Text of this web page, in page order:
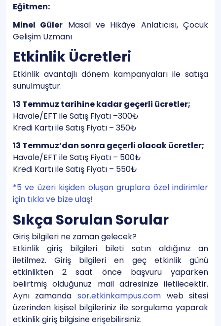
Eğitmen:
Minel Güler Masal ve Hikâye Anlatıcısı, Çocuk
Gelişim Uzmanı
Etkinlik Ücretleri
Etkinlik avantajlı dönem kampanyaları ile satışa
sunulmuştur.
13 Temmuz tarihine kadar geçerli ücretler;
Havale/EFT ile Satış Fiyatı –300₺
Kredi Kartı ile Satış Fiyatı – 350₺
13 Temmuz’dan sonra geçerli olacak ücretler;
Havale/EFT ile Satış Fiyatı – 500₺
Kredi Kartı ile Satış Fiyatı – 550₺
*5 ve üzeri kişiden oluşan gruplara özel indirimler
için tıkla ve bize ulaş!
Sıkça Sorulan Sorular
Giriş bilgileri ne zaman gelecek?
Etkinlik giriş bilgileri bileti satın aldığınız an
iletilmez. Giriş bilgileri en geç etkinlik günü
etkinlikten 2 saat önce başvuru yaparken
belirtmiş olduğunuz mail adresinize iletilecektir.
Aynı zamanda sor.etkinkampus.com web sitesi
üzerinden kişisel bilgileriniz ile sorgulama yaparak
etkinlik giriş bilgisine erişebilirsiniz.